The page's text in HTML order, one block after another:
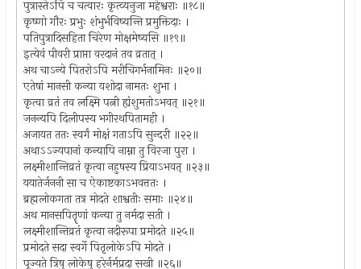
पुत्रास्तेऽपि च चत्वारः कृत्व्यनुजा महेश्वराः ॥१८॥
कृष्णो गौरः प्रभुः शंभुर्भविष्यन्ति प्रमुक्तिदाः ।
पतिपुत्रादिसहिता चिरेण मोक्षमेष्यसि ॥१९॥
इत्येवं पीवरी प्राप्ता वरदानं तव व्रतात् ।
अथ चाऽन्ये पितरोऽपि मरीचिगर्भनामिनः ॥२०॥
एतेषां मानसी कन्या यशोदा नामतः शुभा ।
कृत्वा व्रतं तव लक्ष्मि पत्नी ह्यंशुमतोऽभवत् ॥२१॥
जनन्यपि दिलीपस्य भगीरथपितामही ।
अजायत ततः स्वर्गं मोक्षं गताऽपि सुन्दरी ॥२२॥
अथाऽऽज्यपानां कन्यापि नाम्ना तु विरजा पुरा ।
लक्ष्मीशान्तिव्रतं कृत्वा नहुषस्य प्रियाऽभवत् ॥२३॥
ययातेर्जननी सा च ऐकाष्टकाऽभवत्ततः ।
ब्रह्मलोकगता तत्र मोदते शाश्वतीः समाः ॥२४॥
अथ मानसपितॄणां कन्या तु नर्मदा सती ।
लक्ष्मीशान्तिव्रतं कृत्वा नदीरूपा प्रमोदते ॥२५॥
प्रमोदते सदा स्वर्गे पितृलोकेऽपि मोदते ।
पूज्यते त्रिषु लोकेषु हरेर्नर्मप्रदा सखी ॥२६॥